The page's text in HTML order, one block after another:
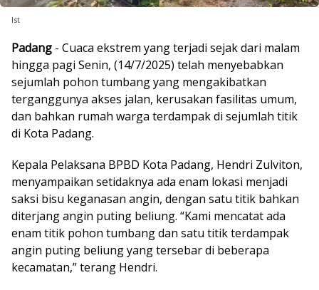
Ist
Padang - Cuaca ekstrem yang terjadi sejak dari malam
hingga pagi Senin, (14/7/2025) telah menyebabkan
sejumlah pohon tumbang yang mengakibatkan
terganggunya akses jalan, kerusakan fasilitas umum,
dan bahkan rumah warga terdampak di sejumlah titik
di Kota Padang.
Kepala Pelaksana BPBD Kota Padang, Hendri Zulviton,
menyampaikan setidaknya ada enam lokasi menjadi
saksi bisu keganasan angin, dengan satu titik bahkan
diterjang angin puting beliung. “Kami mencatat ada
enam titik pohon tumbang dan satu titik terdampak
angin puting beliung yang tersebar di beberapa
kecamatan,” terang Hendri.